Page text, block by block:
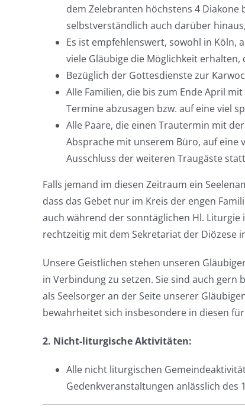
dem Zelebranten höchstens 4 Diakone
selbstverständlich auch darüber
Es ist empfehlenswert, sowohl in Köln,
viele Gläubige die Möglichkeit
Bezüglich der Gottesdienste zur
Alle Familien, die bis zum Ende April
Termine abzusagen bzw. auf eine viel
Alle Paare, die einen Trautermin mit
Absprache mit unserem Büro, auf eine
Ausschluss der weiteren Traugäste
Falls jemand im diesen Zeitraum ein
dass das Gebet nur im Kreis der engen
auch während der sonntäglichen Hl.
rechtzeitig mit dem Sekretariat der Diözese
Unsere Geistlichen stehen unseren
in Verbindung zu setzen. Sie sind auch
als Seelsorger an der Seite unserer
bewahrheitet sich insbesondere in diesen
2. Nicht-liturgische Aktivitäten:
Alle nicht liturgischen
Gedenkveranstaltungen anlässlich